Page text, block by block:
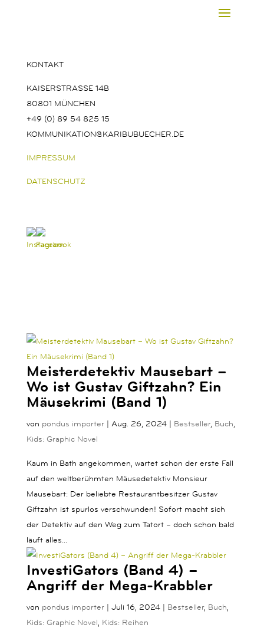
KONTAKT
KAISERSTRASSE 14B
80801 MÜNCHEN
+49 (0) 89 54 825 15
KOMMUNIKATION@KARIBUBUECHER.DE
IMPRESSUM
DATENSCHUTZ
Meisterdetektiv Mausebart –
Wo ist Gustav Giftzahn? Ein
Mäusekrimi (Band 1)
von pondus importer| Aug. 26, 2024| Bestseller, Buch,
Kids: Graphic Novel
Kaum in Bath angekommen, wartet schon der erste Fall
auf den weltberühmten Mäusedetektiv Monsieur
Mausebart: Der beliebte Restaurantbesitzer Gustav
Giftzahn ist spurlos verschwunden! Sofort macht sich
der Detektiv auf den Weg zum Tatort – doch schon bald
läuft alles...
InvestiGators (Band 4) –
Angriff der Mega-Krabbler
von pondus importer| Juli 16, 2024| Bestseller, Buch,
Kids: Graphic Novel, Kids: Reihen